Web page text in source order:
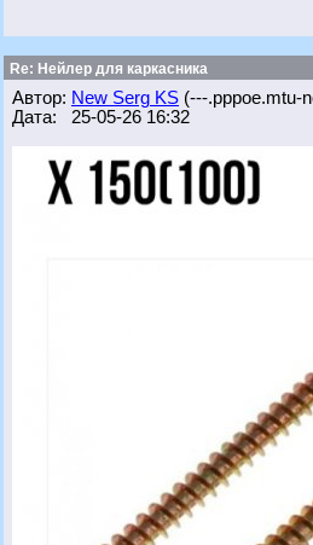
Re: Нейлер для каркасника
Автор: New Serg KS (---.pppoe.mtu-
Дата: 25-05-26 16:32